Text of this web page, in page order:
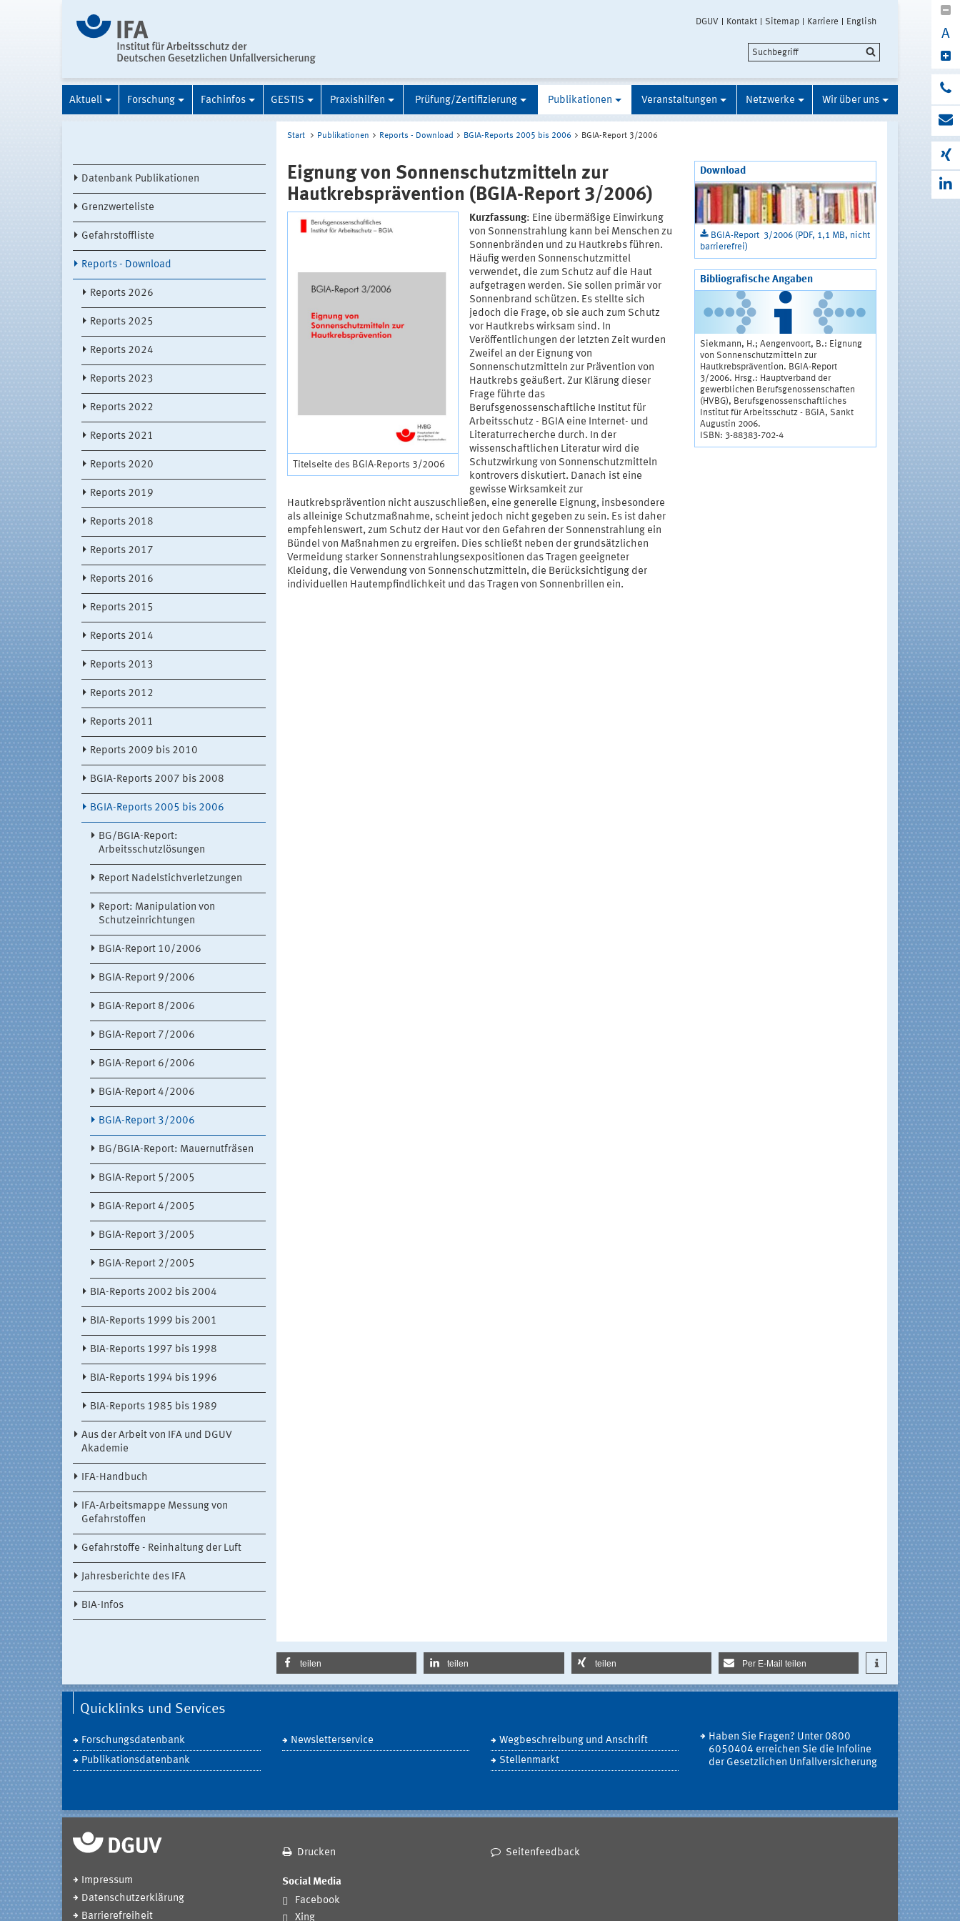
DGUV Kontakt Sitemap Karriere English
A
Aktuell Forschung Fachinfos GESTIS Praxishilfen Prüfung/Zertifizierung Publikationen Veranstaltungen Netzwerke Wir über uns
Datenbank Publikationen
Grenzwerteliste
Gefahrstoffliste
Reports - Download
Reports 2026
Reports 2025
Reports 2024
Reports 2023
Reports 2022
Reports 2021
Reports 2020
Reports 2019
Reports 2018
Reports 2017
Reports 2016
Reports 2015
Reports 2014
Reports 2013
Reports 2012
Reports 2011
Reports 2009 bis 2010
BGIA-Reports 2007 bis 2008
BGIA-Reports 2005 bis 2006
BG/BGIA-Report:
Arbeitsschutzlösungen
Report Nadelstichverletzungen
Report: Manipulation von
Schutzeinrichtungen
BGIA-Report 10/2006
BGIA-Report 9/2006
BGIA-Report 8/2006
BGIA-Report 7/2006
BGIA-Report 6/2006
BGIA-Report 4/2006
BGIA-Report 3/2006
BG/BGIA-Report: Mauernutfräsen
BGIA-Report 5/2005
BGIA-Report 4/2005
BGIA-Report 3/2005
BGIA-Report 2/2005
BIA-Reports 2002 bis 2004
BIA-Reports 1999 bis 2001
BIA-Reports 1997 bis 1998
BIA-Reports 1994 bis 1996
BIA-Reports 1985 bis 1989
Aus der Arbeit von IFA und DGUV
Akademie
IFA-Handbuch
IFA-Arbeitsmappe Messung von
Gefahrstoffen
Gefahrstoffe - Reinhaltung der Luft
Jahresberichte des IFA
BIA-Infos
Start Publikationen Reports - Download BGIA-Reports 2005 bis 2006 BGIA-Report 3/2006
Eignung von Sonnenschutzmitteln zur
Hautkrebsprävention (BGIA-Report 3/2006)
Titelseite des BGIA-Reports 3/2006
Kurzfassung: Eine übermäßige Einwirkung
von Sonnenstrahlung kann bei Menschen zu
Sonnenbränden und zu Hautkrebs führen.
Häufig werden Sonnenschutzmittel
verwendet, die zum Schutz auf die Haut
aufgetragen werden. Sie sollen primär vor
Sonnenbrand schützen. Es stellte sich
jedoch die Frage, ob sie auch zum Schutz
vor Hautkrebs wirksam sind. In
Veröffentlichungen der letzten Zeit wurden
Zweifel an der Eignung von
Sonnenschutzmitteln zur Prävention von
Hautkrebs geäußert. Zur Klärung dieser
Frage führte das
Berufsgenossenschaftliche Institut für
Arbeitsschutz - BGIA eine Internet- und
Literaturrecherche durch. In der
wissenschaftlichen Literatur wird die
Schutzwirkung von Sonnenschutzmitteln
kontrovers diskutiert. Danach ist eine
gewisse Wirksamkeit zur
Hautkrebsprävention nicht auszuschließen, eine generelle Eignung, insbesondere
als alleinige Schutzmaßnahme, scheint jedoch nicht gegeben zu sein. Es ist daher
empfehlenswert, zum Schutz der Haut vor den Gefahren der Sonnenstrahlung ein
Bündel von Maßnahmen zu ergreifen. Dies schließt neben der grundsätzlichen
Vermeidung starker Sonnenstrahlungsexpositionen das Tragen geeigneter
Kleidung, die Verwendung von Sonnenschutzmitteln, die Berücksichtigung der
individuellen Hautempfindlichkeit und das Tragen von Sonnenbrillen ein.
Download
BGIA-Report 3/2006 (PDF, 1,1 MB, nicht
barrierefrei)
Bibliografische Angaben
Siekmann, H.; Aengenvoort, B.: Eignung
von Sonnenschutzmitteln zur
Hautkrebsprävention. BGIA-Report
3/2006. Hrsg.: Hauptverband der
gewerblichen Berufsgenossenschaften
(HVBG), Berufsgenossenschaftliches
Institut für Arbeitsschutz - BGIA, Sankt
Augustin 2006.
ISBN: 3-88383-702-4
teilen teilen teilen Per E-Mail teilen
Quicklinks und Services
Forschungsdatenbank
Publikationsdatenbank
Newsletterservice
Wegbeschreibung und Anschrift
Stellenmarkt
Haben Sie Fragen? Unter 0800
6050404 erreichen Sie die Infoline
der Gesetzlichen Unfallversicherung
Drucken Seitenfeedback
Impressum
Datenschutzerklärung
Barrierefreiheit
Social Media
Facebook
Xing